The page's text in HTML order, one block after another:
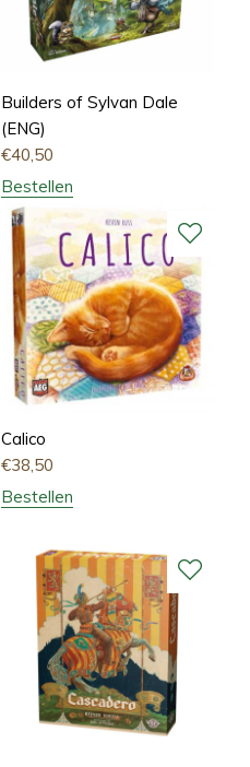
Builders of Sylvan Dale
(ENG)
€40,50
Bestellen
Calico
€38,50
Bestellen